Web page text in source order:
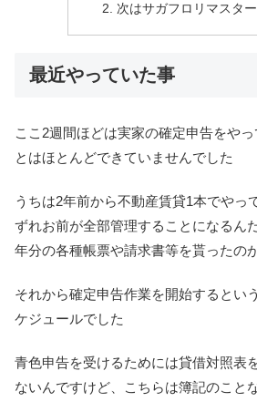
次はサガフロリマスタ
最近やっていた事
ここ2週間ほどは実家の確定申告をや
とはほとんどできていませんでした
うちは2年前から不動産賃貸1本でやっ
ずれお前が全部管理することになるん
年分の各種帳票や請求書等を貰ったの
それから確定申告作業を開始するとい
ケジュールでした
青色申告を受けるためには貸借対照表
ないんですけど、こちらは簿記のこと